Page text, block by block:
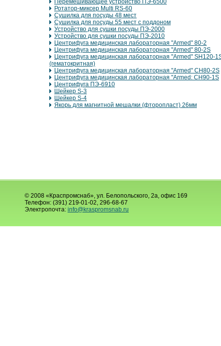
Перемешивающее устройство ПЭ-6500
Ротатор-миксер Multi RS-60
Сушилка для посуды 48 мест
Сушилка для посуды 55 мест с поддоном
Устройство для сушки посуды ПЭ-2000
Устройство для сушки посуды ПЭ-2010
Центрифуга медицинская лабораторная "Armed" 80-2
Центрифуга медицинская лабораторная "Armed" 80-2S
Центрифуга медицинская лабораторная "Armed" SH120-
(гематокритная)
Центрифуга медицинская лабораторная "Armed" СН80-2S
Центрифуга медицинская лабораторная "Armed: CH90-1S
Центрифуга ПЭ-6910
Шейкер S-3
Шейкер S-4
Якорь для магнитной мешалки (фторопласт) 26мм
© 2008 «Краспромснаб», ул. Белопольского, 2а, офис 169
Телефон: (391) 219-01-02, 296-68-67
Электропочта: info@kraspromsnab.ru